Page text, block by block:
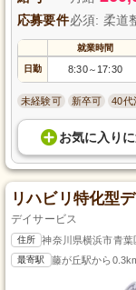
応募要件必須: 柔道
就業時間
日勤 8:30～ 17:30
未経験可 新卒可 40代
お気に入り に
リハビリ特化型
デイサービス
住所 神奈川県横浜市青
最寄駅 藤が丘駅から